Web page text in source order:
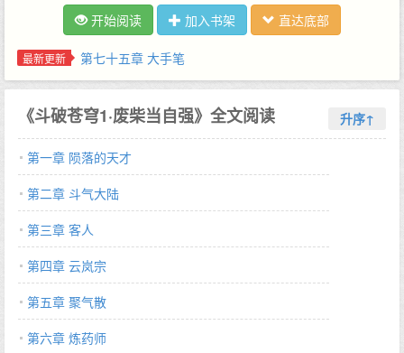
现，一扇全新的大门在面前开启!…
开始阅读 加入书架 直达底部
最新更新 第七十五章 大手笔
《斗破苍穹1·废柴当自强》全文阅读 升序↑
第一章 陨落的天才
第二章 斗气大陆
第三章 客人
第四章 云岚宗
第五章 聚气散
第六章 炼药师